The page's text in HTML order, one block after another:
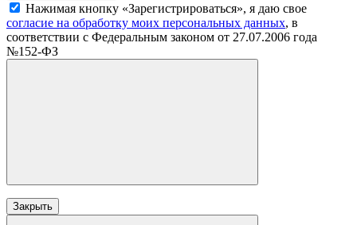
Нажимая кнопку «Зарегистрироваться», я даю свое
согласие на обработку моих персональных данных, в
соответствии с Федеральным законом от 27.07.2006 года
№152-ФЗ
Закрыть